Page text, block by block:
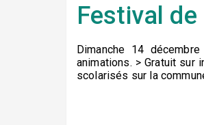
Festival
Dimanche 14
animations. > Gratuit sur
scolarisés sur la